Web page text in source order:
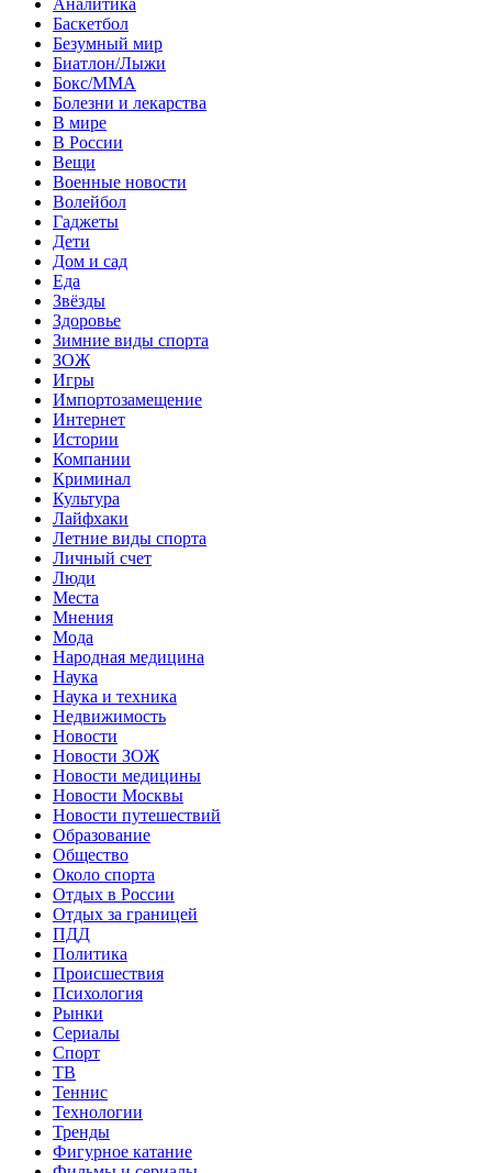
Аналитика
Баскетбол
Безумный мир
Биатлон/Лыжи
Бокс/MMA
Болезни и лекарства
В мире
В России
Вещи
Военные новости
Волейбол
Гаджеты
Дети
Дом и сад
Еда
Звёзды
Здоровье
Зимние виды спорта
ЗОЖ
Игры
Импортозамещение
Интернет
Истории
Компании
Криминал
Культура
Лайфхаки
Летние виды спорта
Личный счет
Люди
Места
Мнения
Мода
Народная медицина
Наука
Наука и техника
Недвижимость
Новости
Новости ЗОЖ
Новости медицины
Новости Москвы
Новости путешествий
Образование
Общество
Около спорта
Отдых в России
Отдых за границей
ПДД
Политика
Происшествия
Психология
Рынки
Сериалы
Спорт
ТВ
Теннис
Технологии
Тренды
Фигурное катание